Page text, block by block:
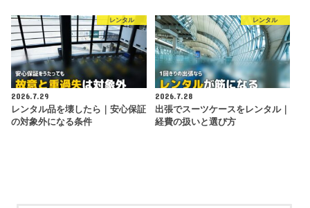
レンタル
2026.7.29
レンタル品を壊したら｜安心保証
の対象外になる条件
レンタル
2026.7.28
出張でスーツケースをレンタル｜
経費の扱いと選び方